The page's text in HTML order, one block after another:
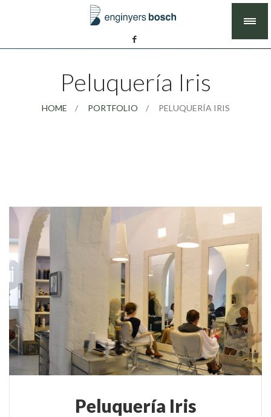
Peluquería Iris
HOME PORTFOLIO PELUQUERÍA IRIS
Peluquería Iris